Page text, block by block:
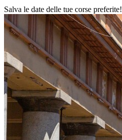
Salva le date delle tue corse preferite!